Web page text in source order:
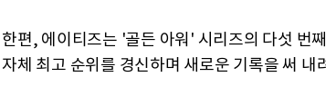
한편, 에이티즈는 '골든 아워' 시리즈의 다섯 번
자체 최고 순위를 경신하며 새로운 기록을 써 내